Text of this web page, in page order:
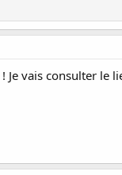
! Je vais consulter le